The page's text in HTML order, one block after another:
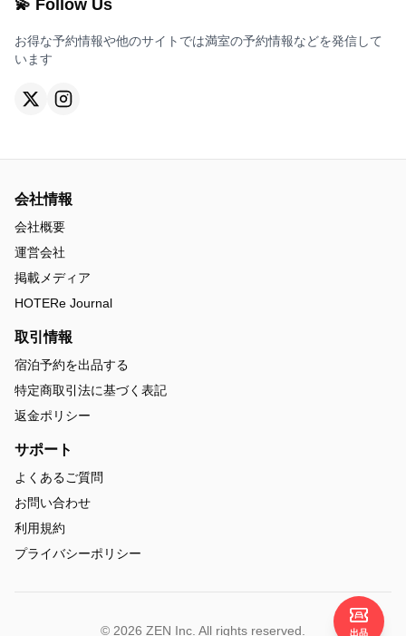
💫 Follow Us
お得な予約情報や他のサイトでは満室の予約情報などを発信して
います
出品
会社情報
会社概要
運営会社
掲載メディア
HOTERe Journal
取引情報
宿泊予約を出品する
特定商取引法に基づく表記
返金ポリシー
サポート
よくあるご質問
お問い合わせ
利用規約
プライバシーポリシー
© 2026 ZEN Inc. All rights reserved.